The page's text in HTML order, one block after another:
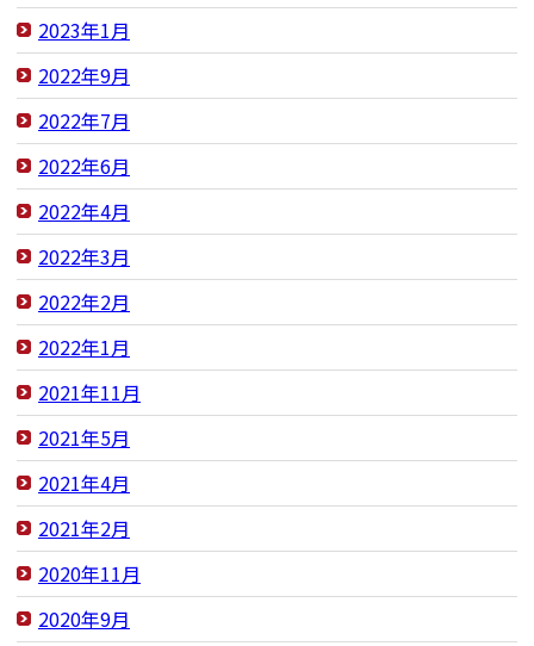
2023年1月
2022年9月
2022年7月
2022年6月
2022年4月
2022年3月
2022年2月
2022年1月
2021年11月
2021年5月
2021年4月
2021年2月
2020年11月
2020年9月